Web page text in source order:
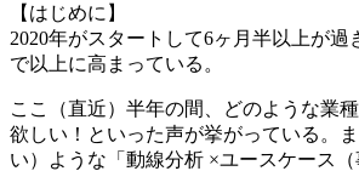
【はじめに】
2020年がスタートして6ヶ月半以上が
で以上に高まっている。
ここ（直近）半年の間、どのような業
欲しい！といった声が挙がっている。
い）ような「動線分析 ×ユースケース